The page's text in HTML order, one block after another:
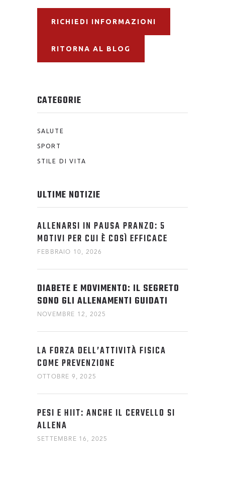
RICHIEDI INFORMAZIONI
RITORNA AL BLOG
CATEGORIE
SALUTE
SPORT
STILE DI VITA
ULTIME NOTIZIE
ALLENARSI IN PAUSA PRANZO: 5
MOTIVI PER CUI È COSÌ EFFICACE
FEBBRAIO 10, 2026
DIABETE E MOVIMENTO: IL SEGRETO
SONO GLI ALLENAMENTI GUIDATI
NOVEMBRE 12, 2025
LA FORZA DELL’ATTIVITÀ FISICA
COME PREVENZIONE
OTTOBRE 9, 2025
PESI E HIIT: ANCHE IL CERVELLO SI
ALLENA
SETTEMBRE 16, 2025